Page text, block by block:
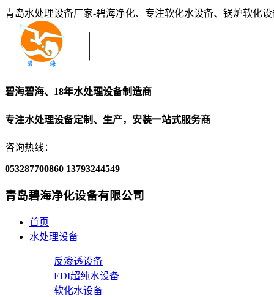
青岛水处理设备厂家-碧海净化、专注软化水设备、锅炉软化
碧海碧海、18年水处理设备制造商
专注水处理设备定制、生产，安装一站式服务商
咨询热线：
053287700860 13793244549
青岛碧海净化设备有限公司
首页
水处理设备
反渗透设备
EDI超纯水设备
软化水设备